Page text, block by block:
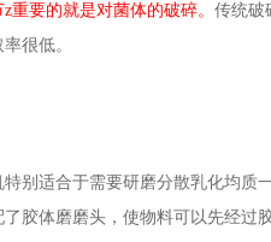
要的就是对菌体的破碎。 传统破
很低。
别适合于需要研磨分散乳化均质
胶体磨磨头，使物料可以先经过